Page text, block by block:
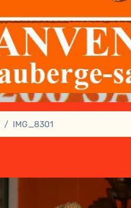
IMG_8301